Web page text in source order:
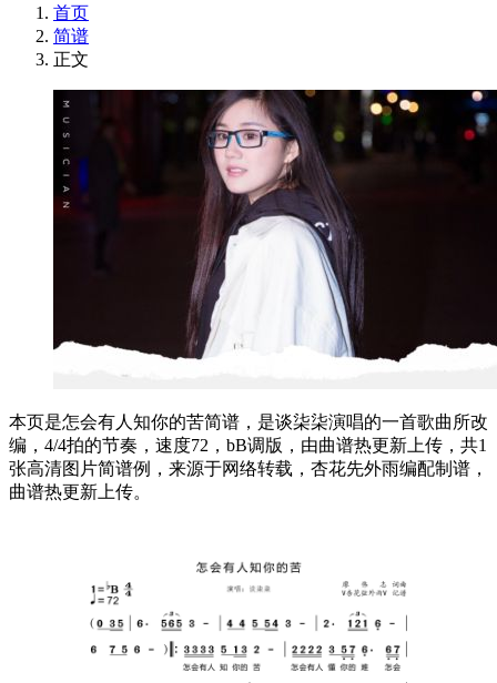
首页
简谱
正文
本页是怎会有人知你的苦简谱，是谈柒柒演唱的一首歌曲所改
编，4/4拍的节奏，速度72，bB调版，由曲谱热更新上传，共1
张高清图片简谱例，来源于网络转载，杏花先外雨编配制谱，
曲谱热更新上传。